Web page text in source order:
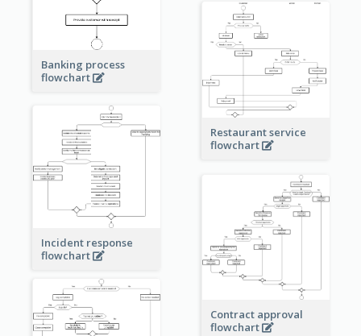
Banking process
flowchart
Restaurant service
flowchart
Incident response
flowchart
Contract approval
flowchart